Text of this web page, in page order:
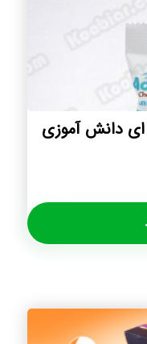
ای دانش آموزی